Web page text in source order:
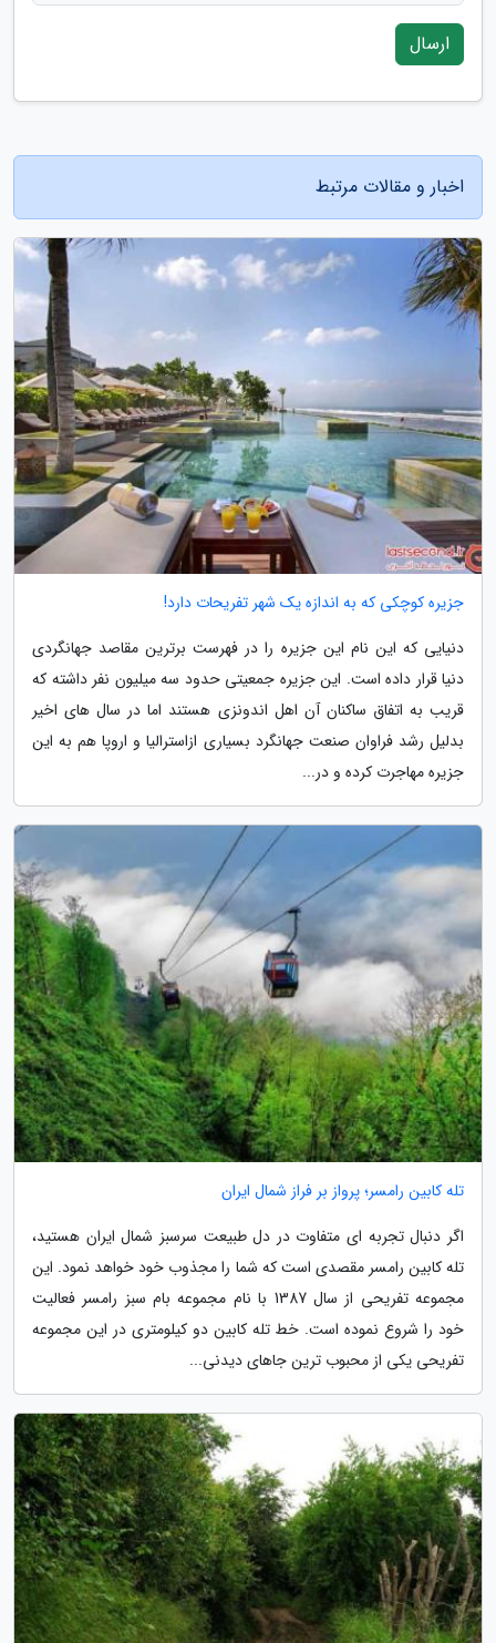
ارسال
اخبار و مقالات مرتبط
جزیره کوچکی که به اندازه یک شهر تفریحات دارد!
دنیایی که این نام این جزیره را در فهرست برترین مقاصد جهانگردی
دنیا قرار داده است. این جزیره جمعیتی حدود سه میلیون نفر داشته که
قریب به اتفاق ساکنان آن اهل اندونزی هستند اما در سال های اخیر
بدلیل رشد فراوان صنعت جهانگرد بسیاری ازاسترالیا و اروپا هم به این
جزیره مهاجرت کرده و در...
تله کابین رامسر؛ پرواز بر فراز شمال ایران
اگر دنبال تجربه ای متفاوت در دل طبیعت سرسبز شمال ایران هستید،
تله کابین رامسر مقصدی است که شما را مجذوب خود خواهد نمود. این
مجموعه تفریحی از سال 1387 با نام مجموعه بام سبز رامسر فعالیت
خود را شروع نموده است. خط تله کابین دو کیلومتری در این مجموعه
تفریحی یکی از محبوب ترین جاهای دیدنی...